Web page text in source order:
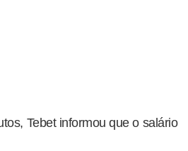
Tebet informou que o salário